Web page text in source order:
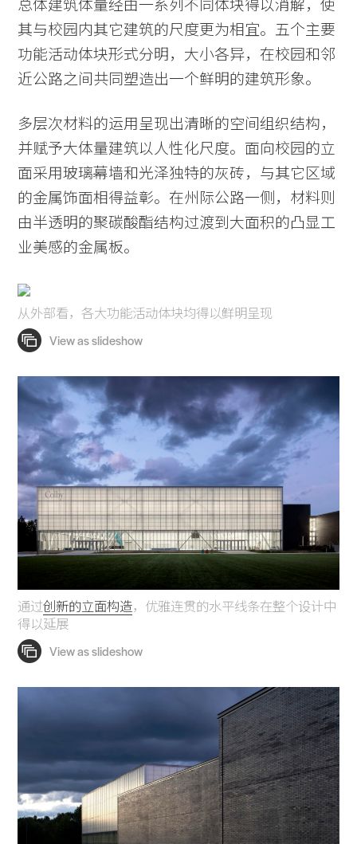
总体建筑体量经由一系列不同体块得以消解，使
其与校园内其它建筑的尺度更为相宜。五个主要
功能活动体块形式分明，大小各异，在校园和邻
近公路之间共同塑造出一个鲜明的建筑形象。
多层次材料的运用呈现出清晰的空间组织结构，
并赋予大体量建筑以人性化尺度。面向校园的立
面采用玻璃幕墙和光泽独特的灰砖，与其它区域
的金属饰面相得益彰。在州际公路一侧，材料则
由半透明的聚碳酸酯结构过渡到大面积的凸显工
业美感的金属板。
从外部看，各大功能活动体块均得以鲜明呈现
通过创新的立面构造，优雅连贯的水平线条在整个设计中
得以延展